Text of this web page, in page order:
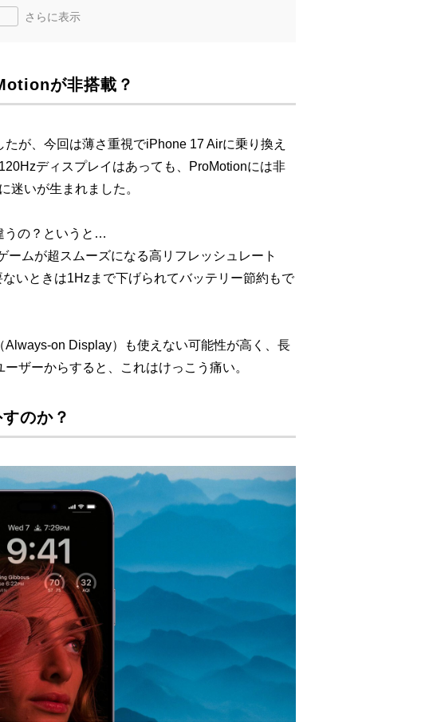
さらに表示
が非搭載？
が、今回は薄さ重視でiPhone 17 Airに乗り換え
ディスプレイはあっても、ProMotionには非
迷いが生まれました。
うの？というと…
ムが超スムーズになる高リフレッシュレート
いときは1Hzまで下げられてバッテリー節約もで
on Display）も使えない可能性が高く、長
ザーからすると、これはけっこう痛い。
のか？